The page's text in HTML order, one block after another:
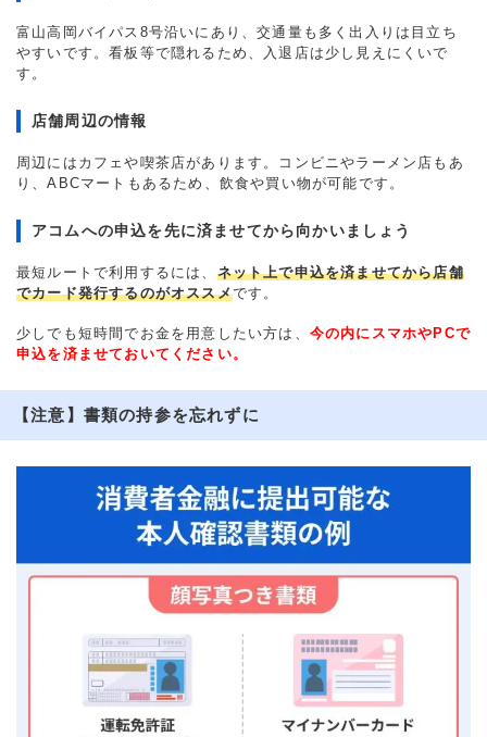
富山高岡バイパス8号沿いにあり、交通量も多く出入りは目立ち
やすいです。看板等で隠れるため、入退店は少し見えにくいで
す。
店舗周辺の情報
周辺にはカフェや喫茶店があります。コンビニやラーメン店もあ
り、ABCマートもあるため、飲食や買い物が可能です。
アコムへの申込を先に済ませてから向かいましょう
最短ルートで利用するには、 ネット上で申込を済ませてから店舗
でカード発行するのがオススメです。
少しでも短時間でお金を用意したい方は、 今の内にスマホやPCで
申込を済ませておいてください。
【注意】書類の持参を忘れずに